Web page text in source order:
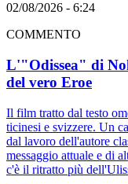
02/08/2026 - 6:24
COMMENTO
L'"Odissea" di
del vero Eroe
Il film tratto dal testo
ticinesi e svizzere. Un
dal lavoro dell'autore
messaggio attuale e di
c'è il ritratto più